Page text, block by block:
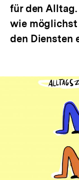
für den
wie möglichst
den Diensten